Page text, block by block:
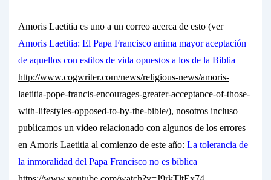
Amoris Laetitia es uno a un correo acerca de esto (ver
Amoris Laetitia: El Papa Francisco anima mayor aceptación
de aquellos con estilos de vida opuestos a los de la Biblia
http://www.cogwriter.com/news/religious-news/amoris-
laetitia-pope-francis-encourages-greater-acceptance-of-those-
with-lifestyles-opposed-to-by-the-bible/), nosotros incluso
publicamos un video relacionado con algunos de los errores
en Amoris Laetitia al comienzo de este año: La tolerancia de
la inmoralidad del Papa Francisco no es bíblica